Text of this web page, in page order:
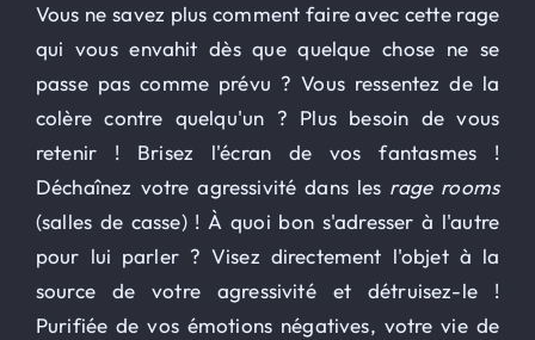
Vous ne savez plus comment faire avec cette rage
qui vous envahit dès que quelque chose ne se
passe pas comme prévu ? Vous ressentez de la
colère contre quelqu'un ? Plus besoin de vous
retenir ! Brisez l'écran de vos fantasmes !
Déchaînez votre agressivité dans les rage rooms
(salles de casse) ! À quoi bon s'adresser à l'autre
pour lui parler ? Visez directement l'objet à la
source de votre agressivité et détruisez-le !
Purifiée de vos émotions négatives, votre vie de